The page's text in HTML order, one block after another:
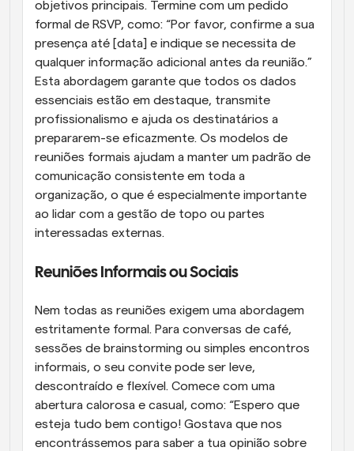
objetivos principais. Termine com um pedido
formal de RSVP, como: “Por favor, confirme a sua
presença até [data] e indique se necessita de
qualquer informação adicional antes da reunião.”
Esta abordagem garante que todos os dados
essenciais estão em destaque, transmite
profissionalismo e ajuda os destinatários a
prepararem-se eficazmente. Os modelos de
reuniões formais ajudam a manter um padrão de
comunicação consistente em toda a
organização, o que é especialmente importante
ao lidar com a gestão de topo ou partes
interessadas externas.
Reuniões Informais ou Sociais
Nem todas as reuniões exigem uma abordagem
estritamente formal. Para conversas de café,
sessões de brainstorming ou simples encontros
informais, o seu convite pode ser leve,
descontraído e flexível. Comece com uma
abertura calorosa e casual, como: “Espero que
esteja tudo bem contigo! Gostava que nos
encontrássemos para saber a tua opinião sobre